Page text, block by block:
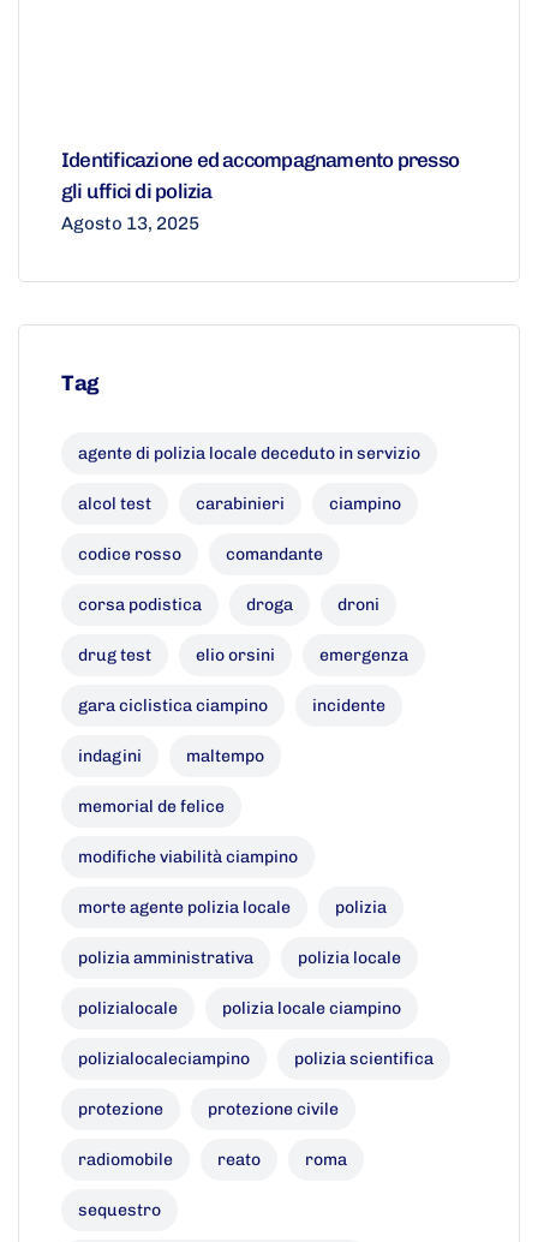
Identificazione ed accompagnamento presso
gli uffici di polizia
Agosto 13, 2025
Tag
agente di polizia locale deceduto in servizio
alcol test carabinieri ciampino
codice rosso comandante
corsa podistica droga droni
drug test elio orsini emergenza
gara ciclistica ciampino incidente
indagini maltempo
memorial de felice
modifiche viabilità ciampino
morte agente polizia locale polizia
polizia amministrativa polizia locale
polizialocale polizia locale ciampino
polizialocaleciampino polizia scientifica
protezione protezione civile
radiomobile reato roma
sequestro